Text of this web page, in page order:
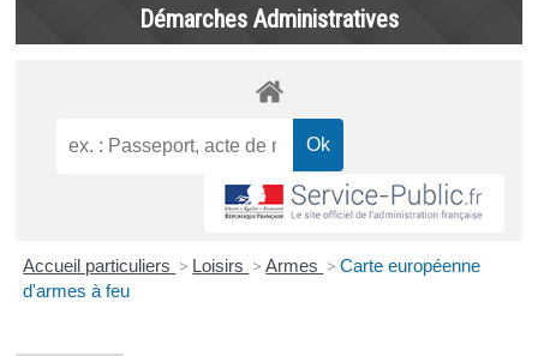
Démarches Administratives
Accueil particuliers > Loisirs > Armes > Carte européenne
d'armes à feu